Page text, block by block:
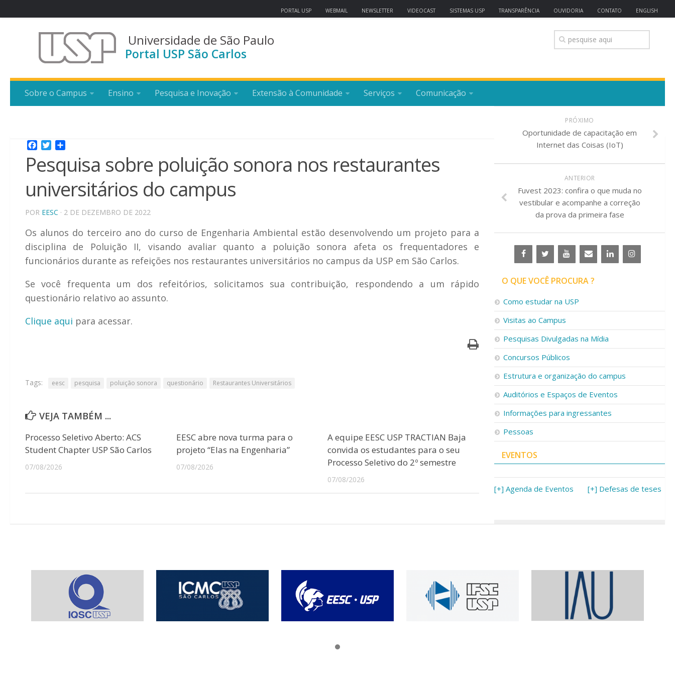
PORTAL USP WEBMAIL NEWSLETTER VIDEOCAST SISTEMAS USP TRANSPARÊNCIA OUVIDORIA CONTATO ENGLISH
Universidade de São Paulo
Portal USP São Carlos
Sobre o Campus Ensino Pesquisa e Inovação Extensão à Comunidade Serviços Comunicação
Facebook
Twitter
Pesquisa sobre poluição sonora nos restaurantes
universitários do campus
POR EESC · 2 DE DEZEMBRO DE 2022
Os alunos do terceiro ano do curso de Engenharia Ambiental estão desenvolvendo um projeto para a
disciplina de Poluição II, visando avaliar quanto a poluição sonora afeta os frequentadores e
funcionários durante as refeições nos restaurantes universitários no campus da USP em São Carlos.
Se você frequenta um dos refeitórios, solicitamos sua contribuição, respondendo a um rápido
questionário relativo ao assunto.
Clique aqui para acessar.
Tags: eesc pesquisa poluição sonora questionário Restaurantes Universitários
VEJA TAMBÉM ...
Processo Seletivo Aberto: ACS
Student Chapter USP São Carlos
07/08/2026
EESC abre nova turma para o
projeto “Elas na Engenharia”
07/08/2026
A equipe EESC USP TRACTIAN Baja
convida os estudantes para o seu
Processo Seletivo do 2º semestre
07/08/2026
PRÓXIMO
Oportunidade de capacitação em
Internet das Coisas (IoT)
ANTERIOR
Fuvest 2023: confira o que muda no
vestibular e acompanhe a correção
da prova da primeira fase
O QUE VOCÊ PROCURA ?
Como estudar na USP
Visitas ao Campus
Pesquisas Divulgadas na Mídia
Concursos Públicos
Estrutura e organização do campus
Auditórios e Espaços de Eventos
Informações para ingressantes
Pessoas
EVENTOS
[+] Agenda de Eventos [+] Defesas de teses